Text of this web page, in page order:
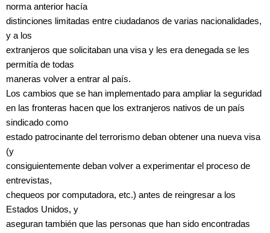
norma anterior hacía
distinciones limitadas entre ciudadanos de varias nacionalidades,
y a los
extranjeros que solicitaban una visa y les era denegada se les
permitía de todas
maneras volver a entrar al país.
Los cambios que se han implementado para ampliar la seguridad
en las fronteras hacen que los extranjeros nativos de un país
sindicado como
estado patrocinante del terrorismo deban obtener una nueva visa
(y
consiguientemente deban volver a experimentar el proceso de
entrevistas,
chequeos por computadora, etc.) antes de reingresar a los
Estados Unidos, y
aseguran también que las personas que han sido encontradas